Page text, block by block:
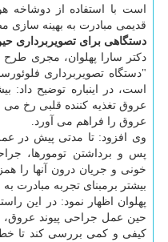
است با استفاده از دوشاخه
قدیمی مبادرت به بهینه سازی
دستگاهی برای تصویربرداری
دکتر سارا پهلوان، مجری طرح
"دستگاه تصویربرداری
است، در اینباره توضیح داد:
عروق تغذیه کننده قلبی رخ
عروق را فراهم می آورد.
وی افزود: تا مدتی پیش در
پس و برداشتن تومورها،
خونی و جریان درون آنها را
بیشتر برمبنای تجربه مبادرت
پهلوان اظهار نمود: در این
حین عمل جراحی پیوند